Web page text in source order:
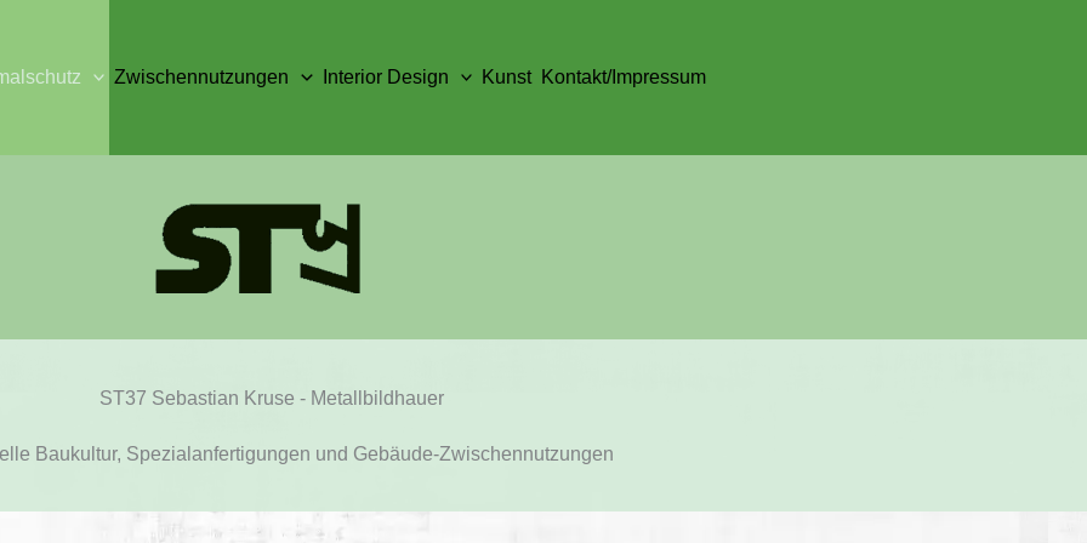
Zwischennutzungen Interior Design Kunst Kontakt/Impressum
ST37 Sebastian Kruse - Metallbildhauer
Baukultur, Spezialanfertigungen und Gebäude-Zwischennutzungen